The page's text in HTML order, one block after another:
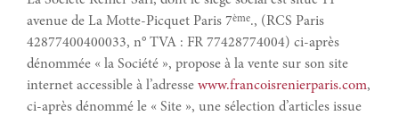
avenue de La Motte-Picquet Paris 7ème., (RCS Paris
42877400400033, n° TVA : FR 77428774004) ci-après
dénommée « la Société », propose à la vente sur son site
internet accessible à l’adresse www.francoisrenierparis.com,
ci-après dénommé le « Site », une sélection d’articles issue